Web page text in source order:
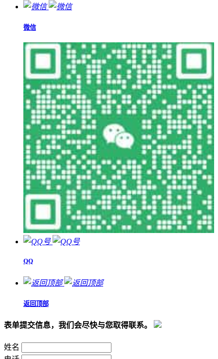
微信
QQ
返回顶部
表单提交信息，我们会尽快与您取得联系。
姓名